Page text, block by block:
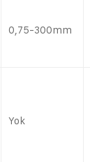
0,75-300mm
Yok